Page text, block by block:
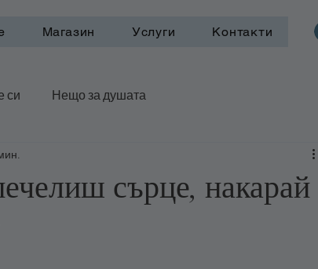
Магазин Услуги Контакти
си Нещо за душата
сърце, накарай